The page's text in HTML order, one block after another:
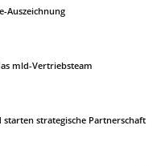
Auszeichnung
mld-Vertriebsteam
strategische Partnerschaft